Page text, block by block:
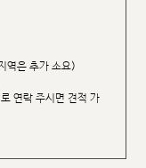
역은 추가 소요)
연락 주시면 견적 가